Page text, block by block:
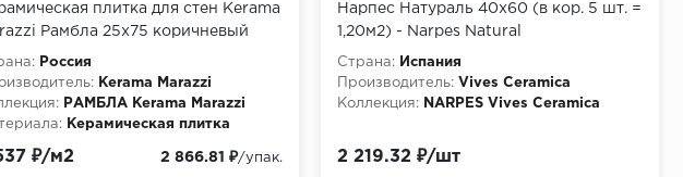
плитка для стен Kerama
Рамбла 25x75 коричневый
Россия
Kerama Marazzi
РАМБЛА Kerama Marazzi
Керамическая плитка
₽/м2 2 866.81 ₽/упак.
Нарпес Натураль 40х60 (в кор. 5 шт. =
1,20м2) - Narpes Natural
Страна:
Испания
Производитель: Vives Ceramica
Коллекция:
NARPES Vives Ceramica
2 219.32 ₽/шт